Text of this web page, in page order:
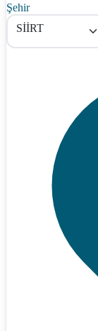
Şehir
SİİRT